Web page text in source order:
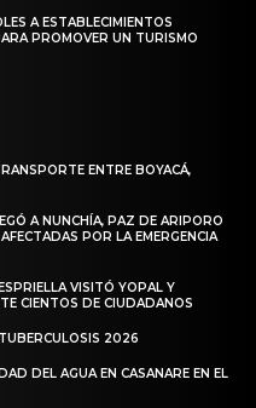
A ESTABLECIMIENTOS
PROMOVER UN TURISMO
ENTRE BOYACÁ,
A NUNCHÍA, PAZ DE ARIPORO
POR LA EMERGENCIA
VISITÓ YOPAL Y
CIENTOS DE CIUDADANOS
2026
DEL AGUA EN CASANARE EN EL